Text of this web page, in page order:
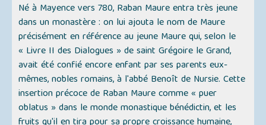
Né à Mayence vers 780, Raban Maure entra très jeune
dans un monastère : on lui ajouta le nom de Maure
précisément en référence au jeune Maure qui, selon le
« Livre II des Dialogues » de saint Grégoire le Grand,
avait été confié encore enfant par ses parents eux-
mêmes, nobles romains, à l'abbé Benoît de Nursie. Cette
insertion précoce de Raban Maure comme « puer
oblatus » dans le monde monastique bénédictin, et les